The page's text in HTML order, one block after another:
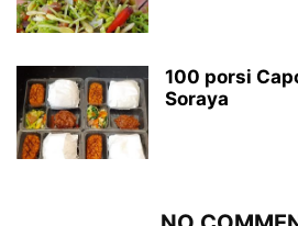
100 porsi
Soraya